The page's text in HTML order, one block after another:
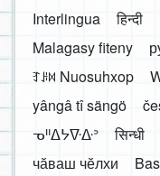
Interlingua
हिन्दी
Malagasy fiteny
ꆈꌠ꒿ Nuosuhxop
yângâ tî sängö
ᓀᐦᐃᔭᐍᐏᐣ
सिन्धी
чӑваш чӗлхи